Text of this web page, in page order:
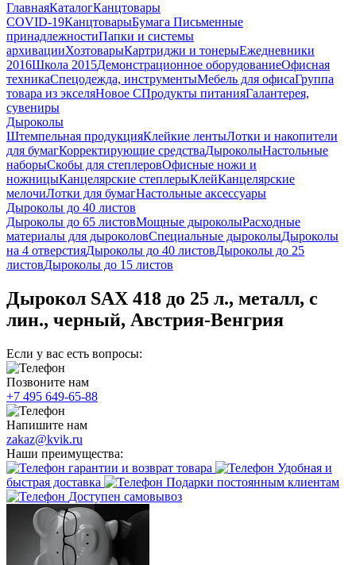
ГлавнаяКаталогКанцтовары
COVID-19КанцтоварыБумага Письменные
принадлежностиПапки и системы
архивацииХозтоварыКартриджи и тонерыЕжедневники
2016Школа 2015Демонстрационное оборудованиеОфисная
техникаСпецодежда, инструментыМебель для офисаГруппа
товара из экселяНовое СПродукты питанияГалантерея,
сувениры
Дыроколы
Штемпельная продукцияКлейкие лентыЛотки и накопители
для бумагКорректирующие средстваДыроколыНастольные
наборыСкобы для степлеровОфисные ножи и
ножницыКанцелярские степлерыКлейКанцелярские
мелочиЛотки для бумагНастольные аксессуары
Дыроколы до 40 листов
Дыроколы до 65 листовМощные дыроколыРасходные
материалы для дыроколовСпециальные дыроколыДыроколы
на 4 отверстияДыроколы до 40 листовДыроколы до 25
листовДыроколы до 15 листов
Дырокол SAX 418 до 25 л., металл, с
лин., черный, Австрия-Венгрия
Если у вас есть вопросы:
Позвоните нам
+7 495 649-65-88
Напишите нам
zakaz@kvik.ru
Наши преимущества:
гарантии и возврат товара
Удобная и
быстрая доставка
Подарки постоянным клиентам
Доступен самовывоз